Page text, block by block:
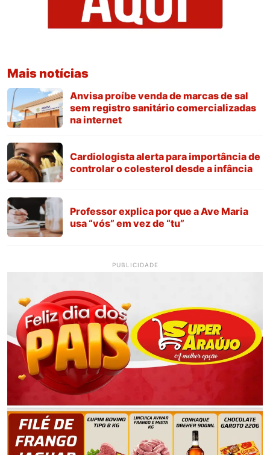
Mais notícias
Anvisa proíbe venda de marcas de sal
sem registro sanitário comercializadas
na internet
Cardiologista alerta para importância de
controlar o colesterol desde a infância
Professor explica por que a Ave Maria
usa “vós” em vez de “tu”
PUBLICIDADE